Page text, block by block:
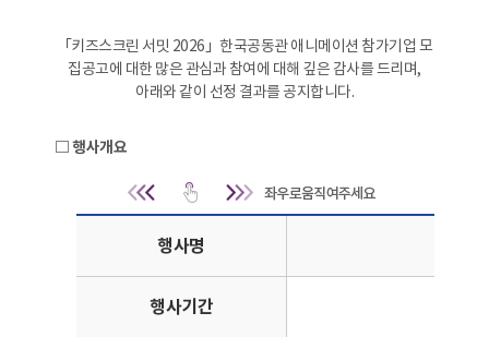
「키즈스크린 서밋 2026」한국공동관 애니메이션 참가기업 모
집공고에 대한 많은 관심과 참여에 대해 깊은 감사를 드리며,
아래와 같이 선정 결과를 공지합니다.
□ 행사개요
행사개요 | 행사명, 키즈스크린
행사명
행사기간